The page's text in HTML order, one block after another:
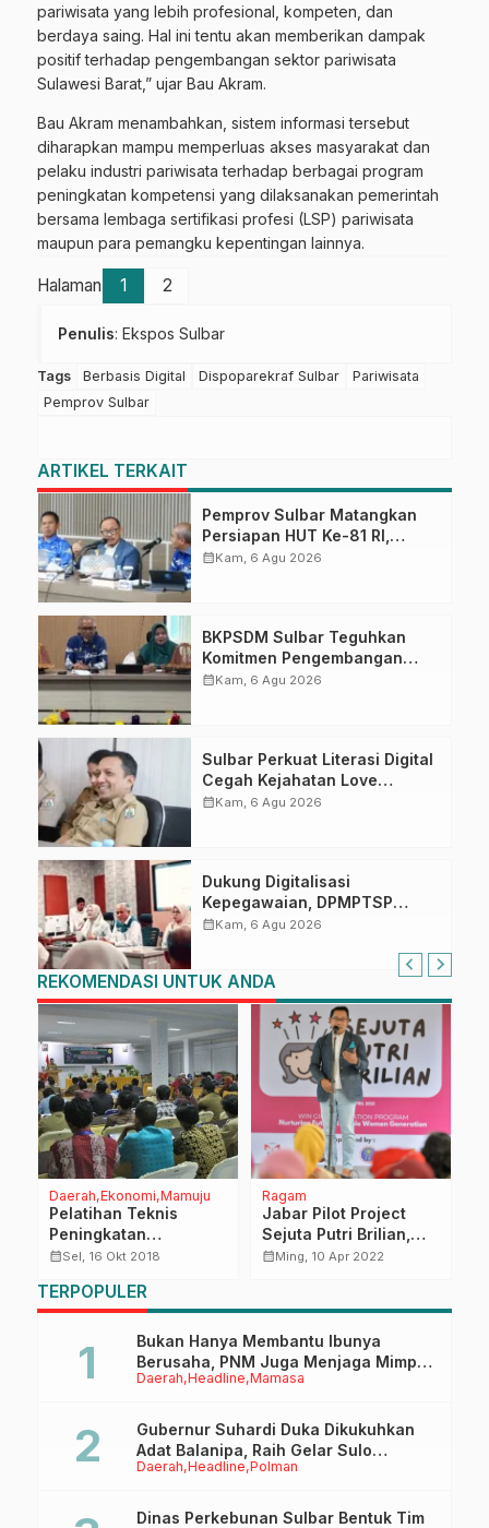
pariwisata yang lebih profesional, kompeten, dan
berdaya saing. Hal ini tentu akan memberikan dampak
positif terhadap pengembangan sektor pariwisata
Sulawesi Barat,” ujar Bau Akram.
Bau Akram menambahkan, sistem informasi tersebut
diharapkan mampu memperluas akses masyarakat dan
pelaku industri pariwisata terhadap berbagai program
peningkatan kompetensi yang dilaksanakan pemerintah
bersama lembaga sertifikasi profesi (LSP) pariwisata
maupun para pemangku kepentingan lainnya.
Halaman 1 2
Penulis: Ekspos Sulbar
Tags Berbasis Digital Dispoparekraf Sulbar
Pariwisata
Pemprov Sulbar
ARTIKEL TERKAIT
Pemprov Sulbar Matangkan
Persiapan HUT Ke-81 RI,
Puncak Upacara di Lapangan
calendar_monthKam, 6 Agu 2026
BKPSDM Sulbar Teguhkan
Komitmen Pengembangan
Kompetensi ASN melalui
calendar_monthKam, 6 Agu 2026
Sulbar Perkuat Literasi Digital
Cegah Kejahatan Love
Scamming
calendar_monthKam, 6 Agu 2026
Dukung Digitalisasi
Kepegawaian, DPMPTSP
Sulbar Siap Terapkan Aplikasi
calendar_monthKam, 6 Agu 2026
REKOMENDASI UNTUK ANDA
Daerah Ekonomi Mamuju
Pelatihan Teknis
Peningkatan
Pelayanan Penyuluhan
calendar_monthSel, 16 Okt 2018
Ragam
Jabar Pilot Project
Sejuta Putri Brilian,
Cetak Perempuan
calendar_monthMing, 10 Apr 2022
TERPOPULER
Daerah Headline Mamasa
Bukan Hanya Membantu Ibunya
Berusaha, PNM Juga Menjaga Mimpi
Anaknya Untuk Menggapai Cita-Cita
Daerah Headline Polman
Gubernur Suhardi Duka Dikukuhkan
Adat Balanipa, Raih Gelar Sulo
Tappidena
Dinas Perkebunan Sulbar Bentuk Tim